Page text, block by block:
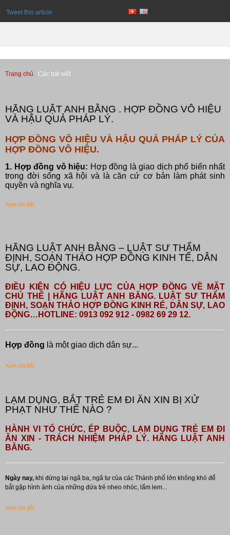
Tweet this article
Trang chủ Các bài viết
HÃNG LUẬT ANH BẰNG . HỢP ĐỒNG VÔ HIỆU
VÀ HẬU QUẢ PHÁP LÝ.
HỢP ĐỒNG VÔ HIỆU VÀ HẬU QUẢ PHÁP LÝ CỦA
HỢP ĐỒNG VÔ HIỆU.
1. Hợp đồng vô hiệu: Hợp đồng là giao dịch phổ biến nhất
trong đời sống xã hội và là căn cứ cơ bản làm phát sinh
quyền và nghĩa vụ.
Xem chi tiết
HÃNG LUẬT ANH BẰNG – LUẬT SƯ THẨM
ĐỊNH, SOẠN THẢO HỢP ĐỒNG KINH TẾ, DÂN
SỰ, LAO ĐỘNG.
ĐIỀU KIỆN CÓ HIỆU LỰC CỦA HỢP ĐỒNG VỀ MẶT
CHỦ THỂ | HÃNG LUẬT ANH BẰNG. LUẬT SƯ THẨM
ĐỊNH, SOẠN THẢO HỢP ĐỒNG KINH RẾ, DÂN SỰ, LAO
ĐỘNG…HOTLINE: 0913 092 912 - 0982 69 29 12.
Hợp đồng là một giao dịch dân sự...
Xem chi tiết
LẠM DỤNG, BẮT TRẺ EM ĐI ĂN XIN BỊ XỬ
PHẠT NHƯ THẾ NÀO ?
HÀNH VI TỔ CHỨC, ÉP BUỘC, LẠM DỤNG TRẺ EM ĐI
ĂN XIN - TRÁCH NHIỆM PHÁP LÝ. HÃNG LUẬT ANH
BẰNG.
Ngày nay, khi đứng tại ngã ba, ngã tư của các Thành phố lớn không khó để
bắt gặp hình ảnh của những đứa trẻ nheo nhóc, lấm lem...
Xem chi tiết